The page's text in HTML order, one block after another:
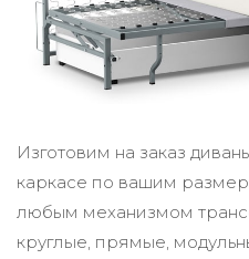
Изготовим на заказ
каркасе по вашим
любым механизмом
круглые, прямые,